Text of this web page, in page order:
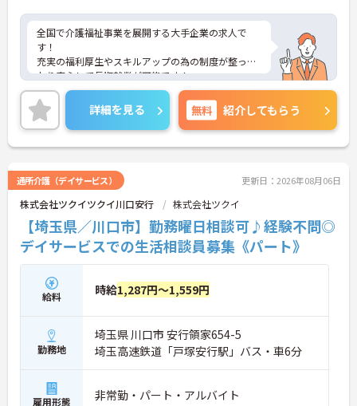
全国で介護福祉事業を展開する大手企業の求人で
す！
充実の福利厚生やスキルアップの為の制度が整って
おり安心して長期就業が可能です！
ご興味ある方には、面接のポイントなど、さらに詳
細をお話致しますのでお気軽にご相談ください。
詳細を見る 無料 紹介してもらう
通所介護（デイサービス） 更新日：2026年08月06日
株式会社ツクイツクイ川口安行 株式会社ツクイ
【埼玉県／川口市】勤務曜日相談可♪経験不問◎
デイサービスでの生活相談員募集《パート》
給料 時給1,287円～1,559円
勤務地
埼玉県 川口市 安行領家654-5
埼玉高速鉄道「戸塚安行駅」バス・車6分
雇用形態 非常勤・パート・アルバイト